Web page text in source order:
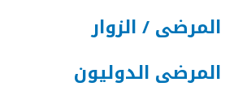
المرضى / الزوار
المرضى الدوليون